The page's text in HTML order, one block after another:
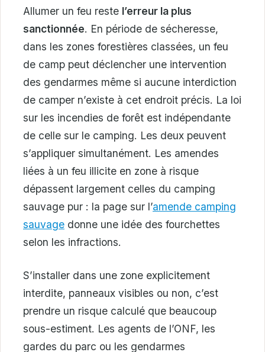
Allumer un feu reste l’erreur la plus
sanctionnée. En période de sécheresse,
dans les zones forestières classées, un feu
de camp peut déclencher une intervention
des gendarmes même si aucune interdiction
de camper n’existe à cet endroit précis. La loi
sur les incendies de forêt est indépendante
de celle sur le camping. Les deux peuvent
s’appliquer simultanément. Les amendes
liées à un feu illicite en zone à risque
dépassent largement celles du camping
sauvage pur : la page sur l’amende camping
sauvage donne une idée des fourchettes
selon les infractions.
S’installer dans une zone explicitement
interdite, panneaux visibles ou non, c’est
prendre un risque calculé que beaucoup
sous-estiment. Les agents de l’ONF, les
gardes du parc ou les gendarmes